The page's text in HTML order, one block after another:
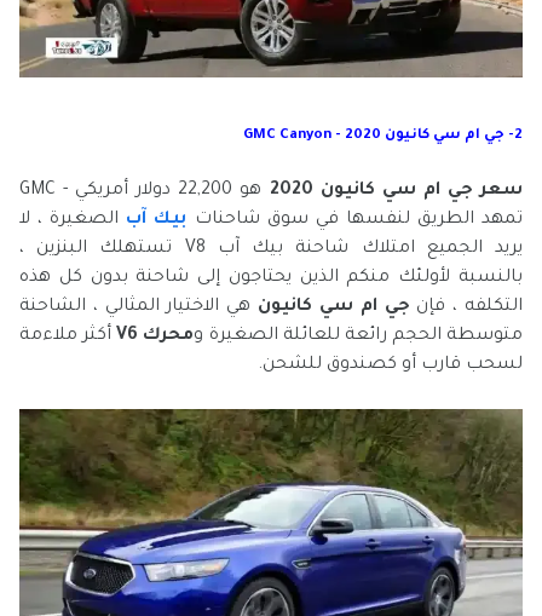
2- جي ام سي كانيون 2020 - GMC Canyon
سعر جي ام سي كانيون 2020
هو 22,200 دولار أمريكي - GMC
تمهد الطريق لنفسها في سوق شاحنات بيك آب الصغيرة ، لا
يريد الجميع امتلاك شاحنة بيك آب V8 تستهلك البنزين ،
بالنسبة لأولئك منكم الذين يحتاجون إلى شاحنة بدون كل هذه
التكلفه ، فإن جي ام سي كانيون هي الاختيار المثالي ، الشاحنة
متوسطة الحجم رائعة للعائلة الصغيرة ومحرك V6
أكثر ملاءمة
لسحب قارب أو كصندوق للشحن.